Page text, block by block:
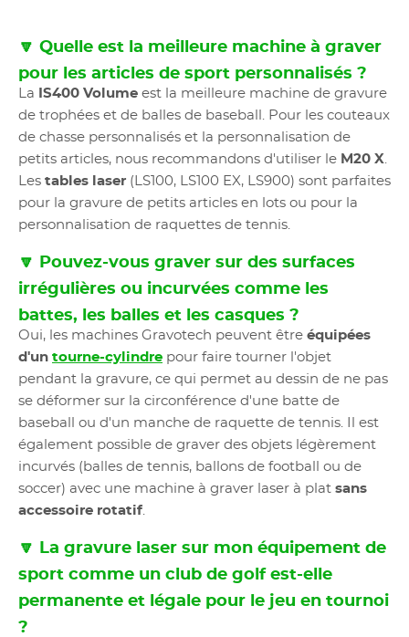
🔽 Quelle est la meilleure machine à graver
pour les articles de sport personnalisés ?
La IS400 Volume est la meilleure machine de gravure
de trophées et de balles de baseball. Pour les couteaux
de chasse personnalisés et la personnalisation de
petits articles, nous recommandons d'utiliser le M20 X.
Les tables laser (LS100, LS100 EX, LS900) sont parfaites
pour la gravure de petits articles en lots ou pour la
personnalisation de raquettes de tennis.
🔽 Pouvez-vous graver sur des surfaces
irrégulières ou incurvées comme les
battes, les balles et les casques ?
Oui, les machines Gravotech peuvent être équipées
d'un tourne-cylindre pour faire tourner l'objet
pendant la gravure, ce qui permet au dessin de ne pas
se déformer sur la circonférence d'une batte de
baseball ou d'un manche de raquette de tennis. Il est
également possible de graver des objets légèrement
incurvés (balles de tennis, ballons de football ou de
soccer) avec une machine à graver laser à plat sans
accessoire rotatif.
🔽 La gravure laser sur mon équipement de
sport comme un club de golf est-elle
permanente et légale pour le jeu en tournoi
?